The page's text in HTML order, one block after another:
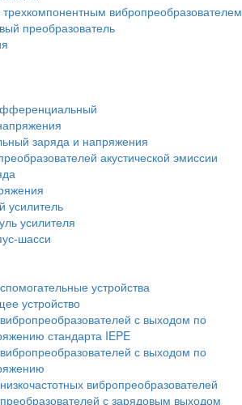
вибропреобразователем
преобразователь
заряда и напряжения
акустической эмиссии
усилитель
усилителя
шасси
устройства
устройство
с выходом по
стандарта IEPE
с выходом по
вибропреобразователей
с зарядовым выходом